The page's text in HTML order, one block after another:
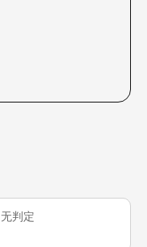
无判定